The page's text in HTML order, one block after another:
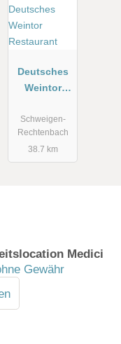
Deutsches
Weintor
Schweigen-
Rechtenbach
38.7 km
Medici
Gewähr